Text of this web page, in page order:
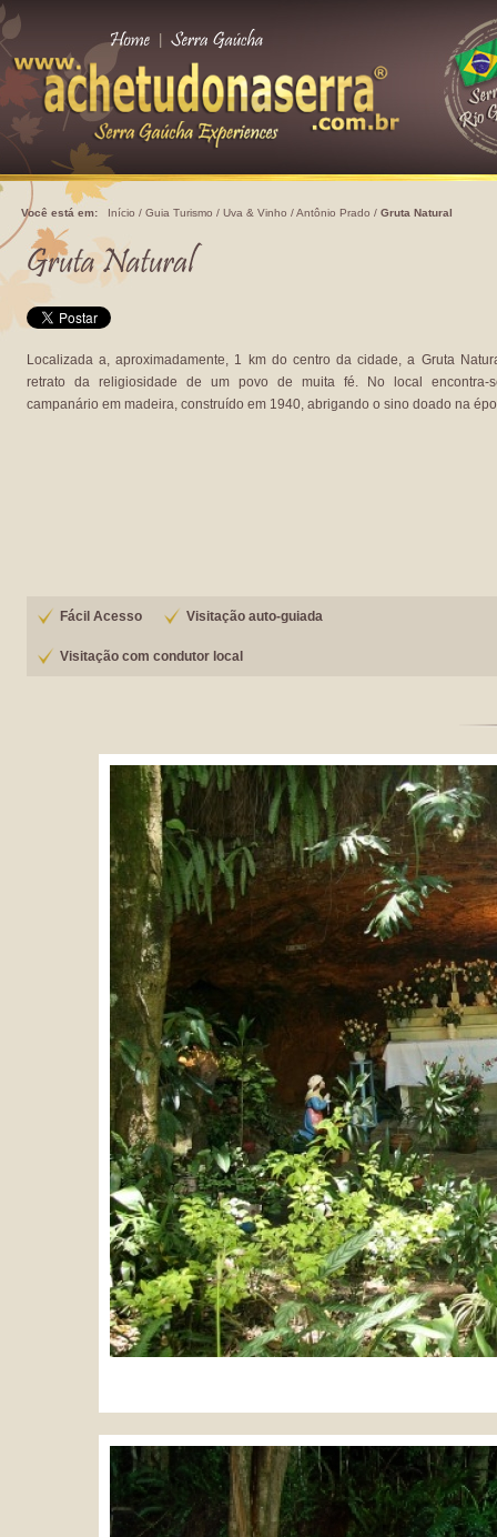
Você está em: Início / Guia Turismo / Uva & Vinho /Antônio Prado / Gruta Natural
Localizada a, aproximadamente, 1 km do centro da cidade, a Gruta
retrato da religiosidade de um povo de muita fé. No local encontra-
campanário em madeira, construído em 1940, abrigando o sino doado na
Fácil Acesso Visitação auto-guiada
Visitação com condutor local